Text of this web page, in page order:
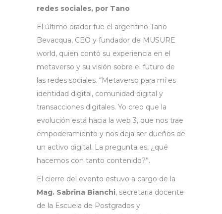
redes sociales, por Tano
El último orador fue el argentino Tano
Bevacqua, CEO y fundador de MUSURE
world, quien contó su experiencia en el
metaverso y su visión sobre el futuro de
las redes sociales. “Metaverso para mí es
identidad digital, comunidad digital y
transacciones digitales. Yo creo que la
evolución está hacia la web 3, que nos trae
empoderamiento y nos deja ser dueños de
un activo digital. La pregunta es, ¿qué
hacemos con tanto contenido?”.
El cierre del evento estuvo a cargo de la
Mag. Sabrina Bianchi, secretaria docente
de la Escuela de Postgrados y